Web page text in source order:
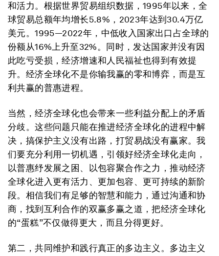
和活力。根据世界贸易组织数据，1995年以来，全
球贸易总额年均增长5.8%，2023年达到30.4万亿
美元。1995—2022年，中低收入国家出口占全球的
份额从16%上升至32%。同时，发达国家并没有因
此吃亏受损，经济增速和人民福祉也得到有效提
升。经济全球化不是你输我赢的零和博弈，而是互
利共赢的普惠进程。
当然，经济全球化也会带来一些利益分配上的矛盾
分歧。这些问题只能在推进经济全球化的进程中解
决，搞保护主义没有出路，打贸易战没有赢家。我
们要充分利用一切机遇，引领好经济全球化走向，
以普惠纾发展之困、以包容聚合作之力，推动经济
全球化进入更有活力、更加包容、更可持续的新阶
段。相信我们有足够的智慧和能力，通过沟通和协
商，找到互利合作的双赢多赢之道，把经济全球化
的“蛋糕”不仅做得更大，而且分得更好。
第二，共同维护和践行真正的多边主义。多边主义